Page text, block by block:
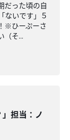
だった頃の自
ないです」５
※ひーぷーさ
（そ...
」担当：ノ